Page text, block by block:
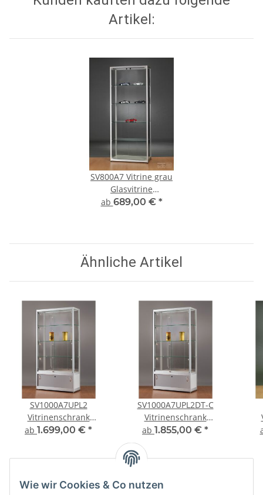
Wie wir Cookies & Co nutzen
Artikel:
SV800A7 Vitrine grau
Glasvitrine
Ausstellungsvitrine
ab 689,00 € *
Ähnliche Artikel
SV1000A7UPL2
Vitrinenschrank
Glasvitrine Vitrine mit
abschließbar
ab 1.699,00 € *
SV1000A7UPL2DT-C
Vitrinenschrank
Glasvitrine Vitrine mit
Ausstellungsvitrine
ab 1.855,00 € *